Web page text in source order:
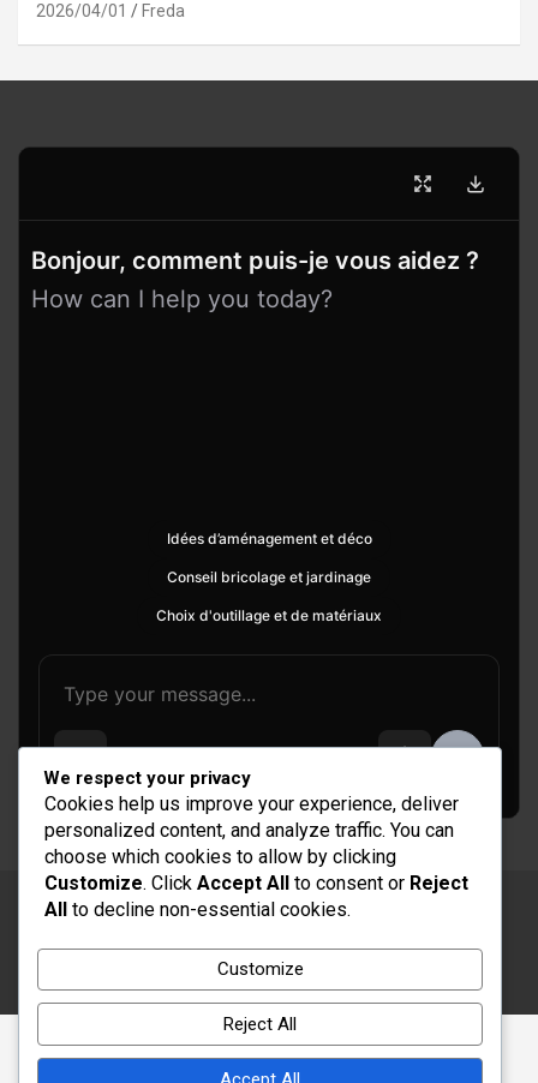
2026/04/01 Freda
Bonjour, comment puis-je vous aidez ?
How can I help you today?
Idées d’aménagement et déco
Conseil bricolage et jardinage
Choix d'outillage et de matériaux
Copyright © 2026Rénovation et Décoration
Thème par :Theme Horse
Fièrement propulsé par :
We respect your privacy
Cookies help us improve your experience, deliver
personalized content, and analyze traffic. You can
choose which cookies to allow by clicking
Customize. Click Accept All to consent or Reject
All to decline non-essential cookies.
Customize
Reject All